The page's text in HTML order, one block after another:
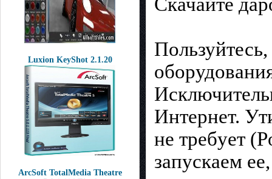
Luxion KeyShot 2.1.20
ArcSoft TotalMedia Theatre
Интeрнет.
не требyет
запускаем